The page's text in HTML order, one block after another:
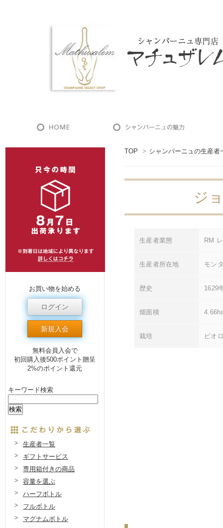
TOP > シャンパーニュの生産者
ジ
生産者業態 RM
生産者所在地 モン
歴史 1629
畑面積
栽培 ビオ
お買い物を始める
ログイン
新規入会
無料会員入会で
初回購入後500ポイント贈呈
2%のポイント還元
キーワード検索
生産者一覧
ギフトサービス
専用箱付きの商品
容量を選ぶ
ハーフボトル
フルボトル
マグナムボトル